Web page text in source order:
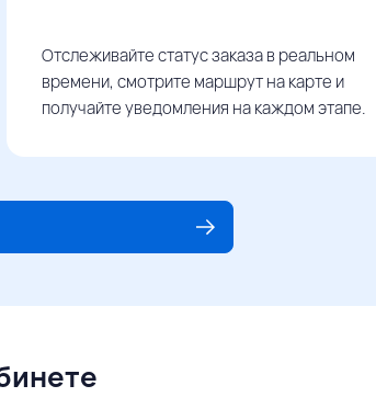
Отслеживайте статус заказа в реальном
времени, смотрите маршрут на карте и
получайте уведомления на каждом этапе.